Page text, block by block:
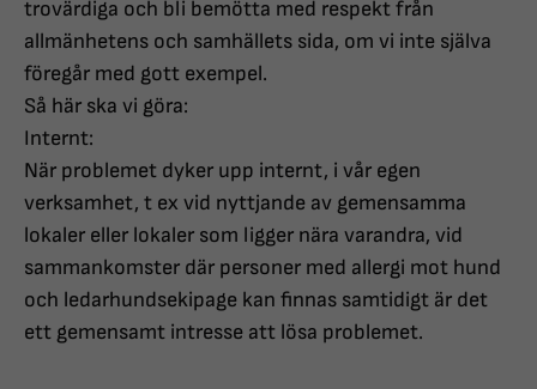
trovärdiga och bli bemötta med respekt från
allmänhetens och samhällets sida, om vi inte själva
föregår med gott exempel.
Så här ska vi göra:
Internt:
När problemet dyker upp internt, i vår egen
verksamhet, t ex vid nyttjande av gemensamma
lokaler eller lokaler som ligger nära varandra, vid
sammankomster där personer med allergi mot hund
och ledarhundsekipage kan finnas samtidigt är det
ett gemensamt intresse att lösa problemet.